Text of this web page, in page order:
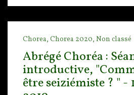
Chorea, Chorea 2020, Non classé
Abrégé Choréa :
introductive,
être seiziémiste ? " -